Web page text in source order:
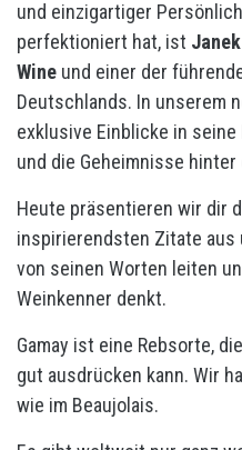
und einzigartiger
perfektioniert hat, ist
Wine und einer der
Deutschlands. In unserem
exklusive Einblicke in
und die Geheimnisse
Heute präsentieren wir dir
inspirierendsten Zitate aus
von seinen Worten leiten
Weinkenner denkt.
Gamay ist eine Rebsorte,
gut ausdrücken kann. Wir
wie im Beaujolais.